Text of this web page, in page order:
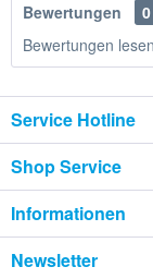
Bewertungen
0
Bewertungen
Service Hotline
Shop Service
Informationen
Newsletter